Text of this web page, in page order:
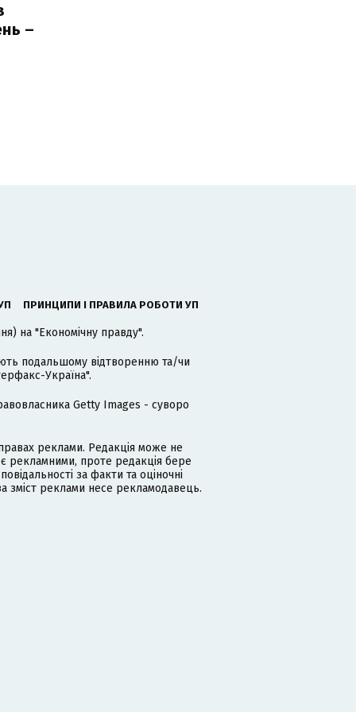
–
ПРИНЦИПИ І ПРАВИЛА РОБОТИ УП
на "Економічну правду".
подальшому відтворенню та/чи
Україна".
Getty Images - суворо
реклами. Редакція може не
рекламними, проте редакція бере
за факти та оціночні
зміст реклами несе рекламодавець.